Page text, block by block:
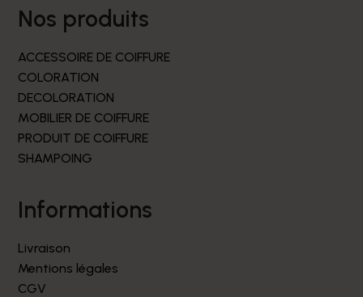
nos produits
ACCESSOIRE DE COIFFURE
COLORATION
DECOLORATION
MOBILIER DE COIFFURE
PRODUIT DE COIFFURE
SHAMPOING
informations
Livraison
Mentions légales
CGV